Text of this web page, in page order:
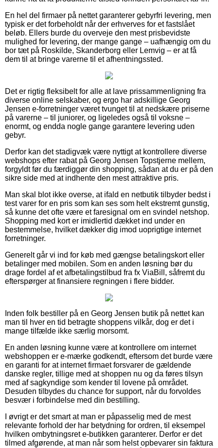
En hel del firmaer på nettet garanterer gebyrfri levering, men
typisk er det forbeholdt når der erhverves for et fastslået
beløb. Ellers burde du overveje den mest prisbevidste
mulighed for levering, der mange gange – uafhængig om du
bor tæt på Roskilde, Skanderborg eller Lemvig – er at få
dem til at bringe varerne til et afhentningssted.
Det er rigtig fleksibelt for alle at lave prissammenligning fra
diverse online selskaber, og ergo har adskillige Georg
Jensen e-forretninger været tvunget til at nedskære priserne
på varerne – til juniorer, og ligeledes også til voksne –
enormt, og endda nogle gange garantere levering uden
gebyr.
Derfor kan det stadigvæk være nyttigt at kontrollere diverse
webshops efter rabat på Georg Jensen Topstjerne mellem,
forgyldt før du færdiggør din shopping, sådan at du er på den
sikre side med at indhente den mest attraktive pris.
Man skal blot ikke overse, at ifald en netbutik tilbyder bedst i
test varer for en pris som kan ses som helt ekstremt gunstig,
så kunne det ofte være et faresignal om en svindel netshop.
Shopping med kort er imidlertid dækket ind under en
bestemmelse, hvilket dækker dig imod uoprigtige internet
forretninger.
Generelt går vi ind for køb med gængse betalingskort eller
betalinger med mobilen. Som en anden løsning bør du
drage fordel af et afbetalingstilbud fra fx ViaBill, såfremt du
efterspørger at finansiere regningen i flere bidder.
Inden folk bestiller på en Georg Jensen butik på nettet kan
man til hver en tid betragte shoppens vilkår, dog er det i
mange tilfælde ikke særlig morsomt.
En anden løsning kunne være at kontrollere om internet
webshoppen er e-mærke godkendt, eftersom det burde være
en garanti for at internet firmaet forsvarer de gældende
danske regler, tillige med at shoppen nu og da føres tilsyn
med af sagkyndige som kender til lovene på området.
Desuden tilbydes du chance for support, når du forvoldes
besvær i forbindelse med din bestilling.
I øvrigt er det smart at man er påpasselig med de mest
relevante forhold der har betydning for ordren, til eksempel
hvilken ombytningsret e-butikken garanterer. Derfor er det
tilmed afgørende, at man når som helst opbevarer sin faktura